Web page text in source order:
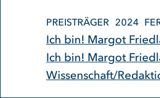
PREISTRÄGER 2024
Ich bin! Margot
Ich bin! Margot
Wissenschaft/